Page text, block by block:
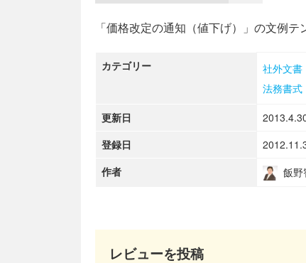
「価格改定の通知（値下げ）」の文例
カテゴリー 社外文書
法務書式
更新日
登録日
作者
飯野
レビューを投稿